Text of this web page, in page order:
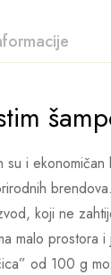
su i
koji ne
malo prostora
od 100 g